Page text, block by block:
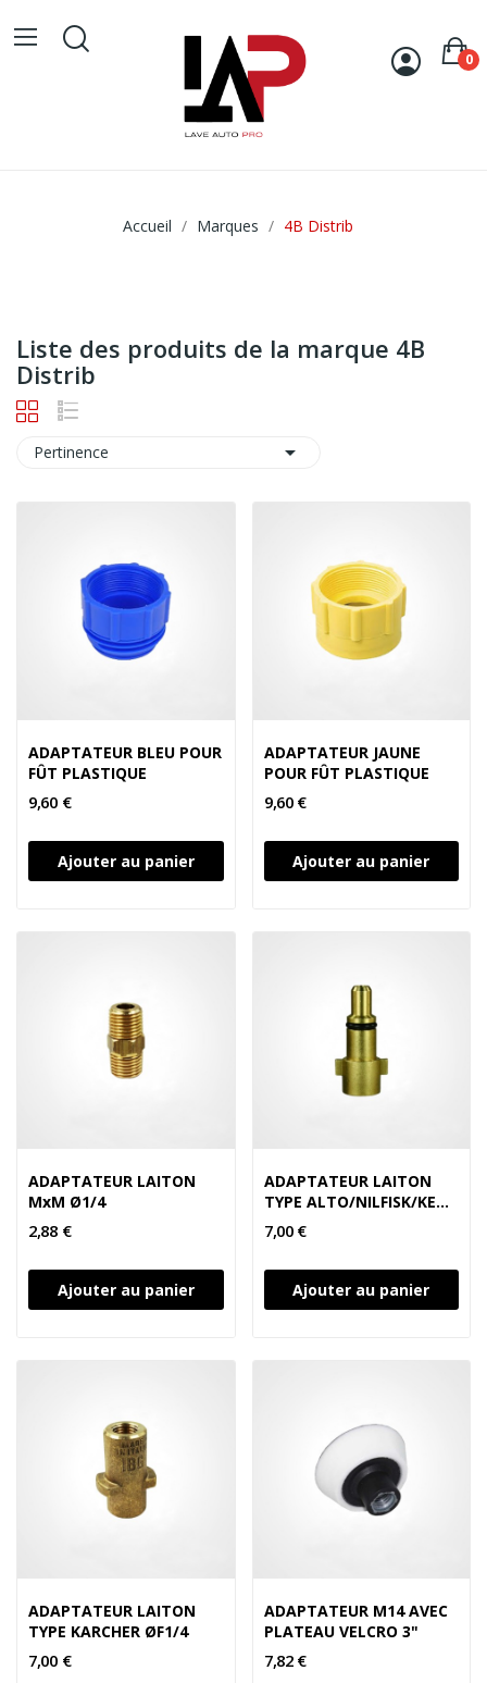
0
Accueil Marques 4B Distrib
Liste des produits de la marque 4B
Distrib
Pertinence 
ADAPTATEUR BLEU POUR
FÛT PLASTIQUE
9,60 €
Ajouter au panier
ADAPTATEUR JAUNE
POUR FÛT PLASTIQUE
9,60 €
Ajouter au panier
ADAPTATEUR LAITON
MxM Ø1/4
2,88 €
Ajouter au panier
ADAPTATEUR LAITON
TYPE ALTO/NILFISK/KEW
Ø1/4F
7,00 €
Ajouter au panier
ADAPTATEUR LAITON
TYPE KARCHER ØF1/4
7,00 €
ADAPTATEUR M14 AVEC
PLATEAU VELCRO 3"
7,82 €